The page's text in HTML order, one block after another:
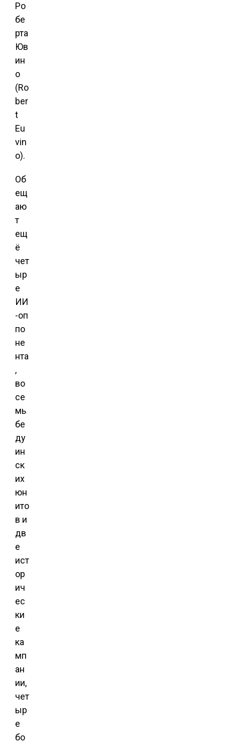
Ро
бе
рта
Юв
ин
о
(Ro
ber
t
Eu
vin
o).
Об
ещ
аю
т
ещ
ё
чет
ыр
е
ИИ
-оп
по
не
нта
,
во
се
мь
бе
ду
ин
ск
их
юн
ито
в и
дв
е
ист
ор
ич
ес
ки
е
ка
мп
ан
ии,
чет
ыр
е
бо